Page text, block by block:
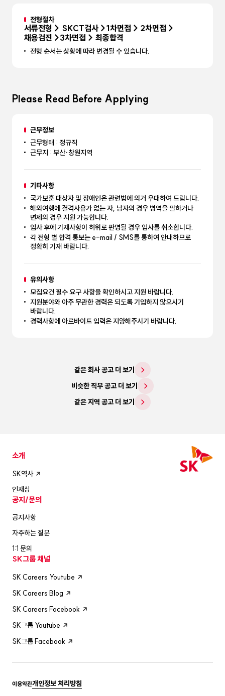
전형절차
서류전형 > SKCT검사 >1차면접 > 2차면접 >
채용검진 >3차면접 > 최종합격
전형 순서는 상황에 따라 변경될 수 있습니다.
Please Read Before Applying
근무정보
근무형태 : 정규직
근무지 : 부산·창원지역
기타사항
국가보훈 대상자 및 장애인은 관련법에 의거 우대하여 드립니다.
해외여행에 결격사유가 없는 자, 남자의 경우 병역을 필하거나
면제의 경우 지원 가능합니다.
입사 후에 기재사항이 허위로 판명될 경우 입사를 취소합니다.
각 전형 별 합격 통보는 e-mail / SMS를 통하여 안내하므로
정확히 기재 바랍니다.
유의사항
모집요건 필수 요구 사항을 확인하시고 지원 바랍니다.
지원분야와 아주 무관한 경력은 되도록 기입하지 않으시기
바랍니다.
경력사항에 아르바이트 입력은 지양해주시기 바랍니다.
같은 회사 공고 더 보기
비슷한 직무 공고 더 보기
같은 지역 공고 더 보기
소개
SK역사
인재상
공지/문의
공지사항
자주하는 질문
1:1 문의
SK그룹 채널
SK Careers Youtube
SK Careers Blog
SK Careers Facebook
SK그룹 Youtube
SK그룹 Facebook
이용약관개인정보 처리방침